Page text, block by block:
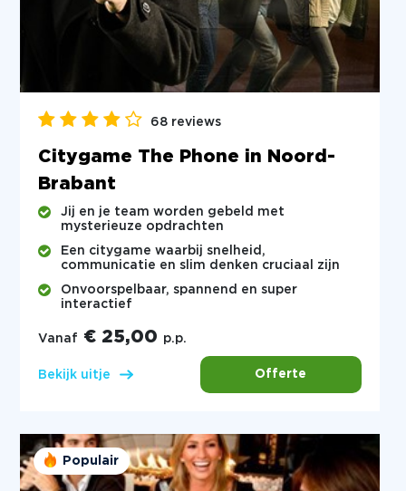
68 reviews
Citygame The Phone in Noord-
Brabant
Jij en je team worden gebeld met
mysterieuze opdrachten
Een citygame waarbij snelheid,
communicatie en slim denken cruciaal zijn
Onvoorspelbaar, spannend en super
interactief
Vanaf € 25,00 p.p.
Bekijk uitje Offerte
Populair